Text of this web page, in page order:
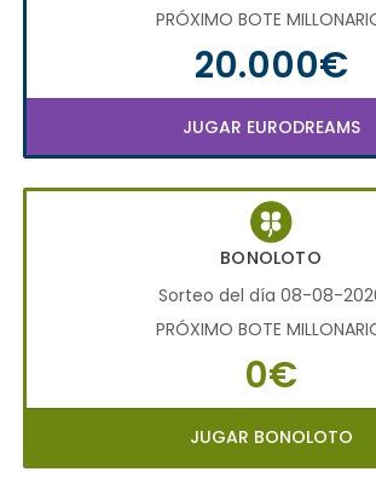
PRÓXIMO BOTE
20.000€
JUGAR EURODREAMS
BONOLOTO
Sorteo del día 08-08-
PRÓXIMO BOTE
0€
JUGAR BONOLOTO